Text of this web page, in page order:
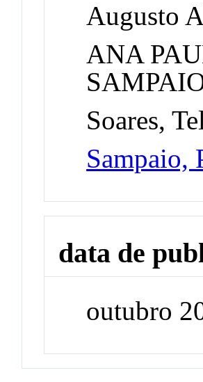
Augusto
ANA
Soares,
Sampaio,
data de
outubro